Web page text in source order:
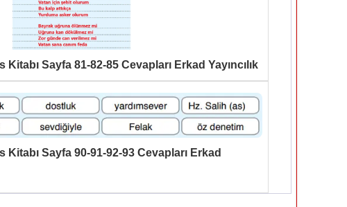
Kitabı Sayfa 81-82-85 Cevapları Erkad Yayıncılık
Kitabı Sayfa 90-91-92-93 Cevapları Erkad